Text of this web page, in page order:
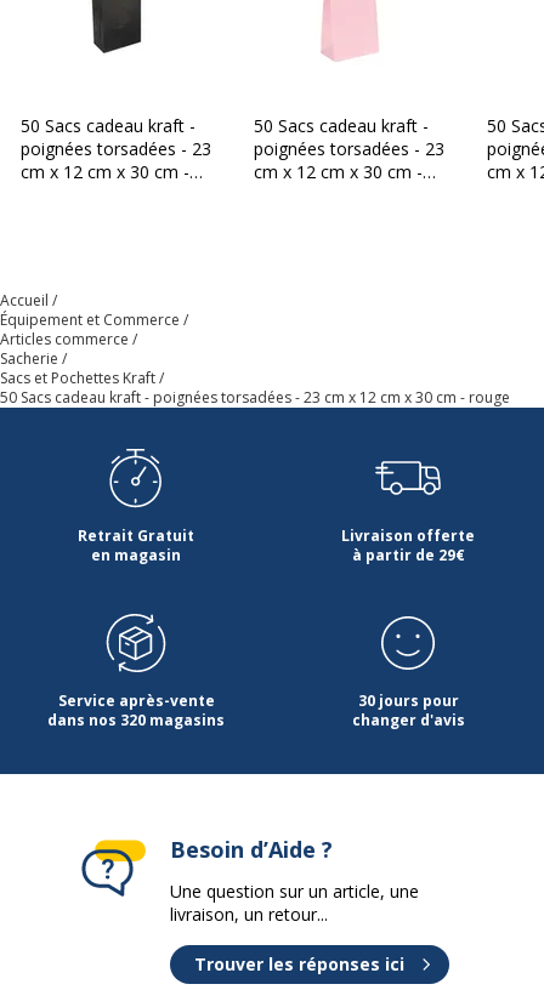
50 Sacs cadeau kraft -
poignées torsadées - 23
cm x 12 cm x 30 cm -
50 Sacs cadeau kraft -
poignées torsadées - 23
cm x 12 cm x 30 cm -
50
cm x
Accueil
Équipement et Commerce
Articles commerce
Sacherie
Sacs et Pochettes Kraft
50 Sacs cadeau kraft - poignées torsadées - 23 cm x 12 cm x 30 cm - rouge
Retrait Gratuit
en magasin
Livraison offerte
à partir de 29€
Service après-vente
dans nos 320 magasins
30 jours pour
changer d'avis
Besoin d’Aide ?
Une question sur un article, une
livraison, un retour...
Trouver les réponses ici